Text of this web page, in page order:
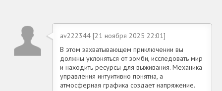
av222344 [21 ноября 2025 22:01]
В этом захватывающем приключении вы
должны уклоняться от зомби, исследовать мир
и находить ресурсы для выживания. Механика
управления интуитивно понятна, а
атмосферная графика создает напряжение.